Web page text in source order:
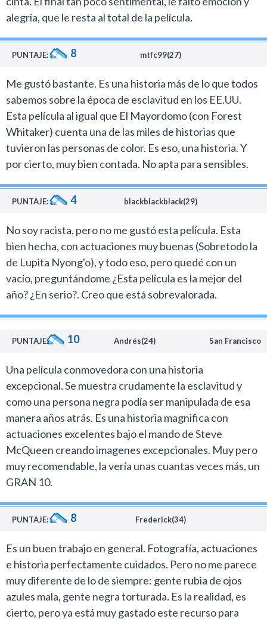
McQueen es su falta de rigurosidad histórica.
La película es terriblemente brutal y tiene escenas
fuertes de ver, que no dejan de ser una recreación
realista de cómo se trataba a los seres humanos en el
diferente.
Un detalle que durante décadas el cine de Hollywood
prefirió esquivar.
Especialmente el período en que centra este film,
cuando la esclavitud era legal y se veía como algo
cotidiano en la sociedad norteamericana de aquellos
días.
Más allá del drama histórico, McQueen ofrece una
del mal en los seres humanos.
Otra virtud de este estreno es que vuelve a rescatar en
la pantalla grande a un gran actor como Chiwetel
Ejiofor, quien brindó su mejor interpretación hasta la
fecha.
Un artista que en el 2002 se destacó en Negocios
logró encontrar otro rol protagónico relevante.
reparto donde sobresalen Michael Fassbender, Paul
Giamatti y Paul Dano, un muchacho que no deja de
sorprender con sus apariciones en el cine.
De las películas nominadas al Oscar esta es una de las
imperdibles que consolida al director Steve McQueen,
como uno de los cineastas más interesantes que
surgieron en el último tiempo.
alegría, que le resta al total de la película.
PUNTAJE: 8 mtfc99(27)
Me gustó bastante. Es una historia más de lo que todos
sabemos sobre la época de esclavitud en los EE.UU.
Esta película al igual que El Mayordomo (con Forest
Whitaker) cuenta una de las miles de historias que
tuvieron las personas de color. Es eso, una historia. Y
por cierto, muy bien contada. No apta para sensibles.
PUNTAJE: 4 blackblackblack(29)
No soy racista, pero no me gustó esta película. Esta
bien hecha, con actuaciones muy buenas (Sobretodo la
de Lupita Nyong'o), y todo eso, pero quedé con un
vacío, preguntándome ¿Esta película es la mejor del
año? ¿En serio?. Creo que está sobrevalorada.
PUNTAJE: 10 Andrés(24) San Francisco
Una película conmovedora con una historia
excepcional. Se muestra crudamente la esclavitud y
como una persona negra podía ser manipulada de esa
manera años atrás. Es una historia magnifica con
actuaciones excelentes bajo el mando de Steve
McQueen creando imagenes excepcionales. Muy pero
muy recomendable, la vería unas cuantas veces más, un
GRAN 10.
PUNTAJE: 8 Frederick(34)
Es un buen trabajo en general. Fotografía, actuaciones
e historia perfectamente cuidados. Pero no me parece
muy diferente de lo de siempre: gente rubia de ojos
azules mala, gente negra torturada. Es la realidad, es
cierto, pero ya está muy gastado este recurso para